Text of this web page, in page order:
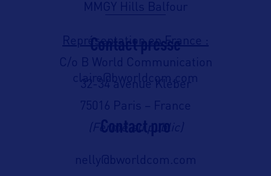
MMGY Hills Balfour
Représentation en France :
C/o B World Communication
32-34 avenue Kléber
75016 Paris – France
(Fermé au public)
Contact presse
claire@bworldcom.com
Contact pro
nelly@bworldcom.com